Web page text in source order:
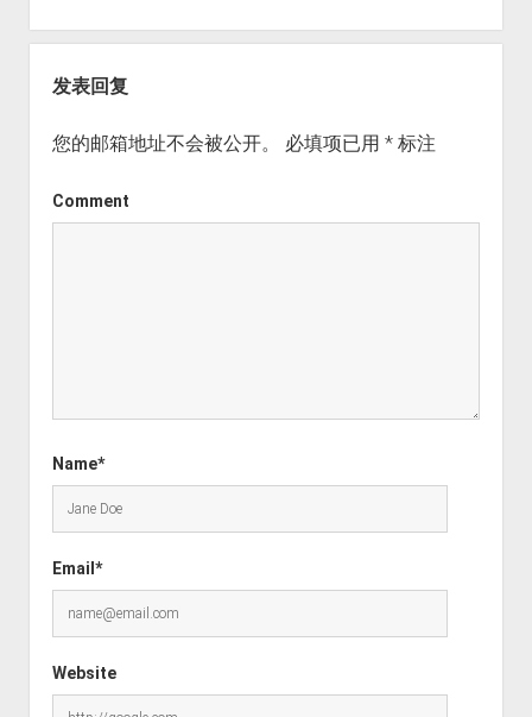
发表回复
您的邮箱地址不会被公开。 必填项已用 *标注
Comment
Name*
Email*
Website